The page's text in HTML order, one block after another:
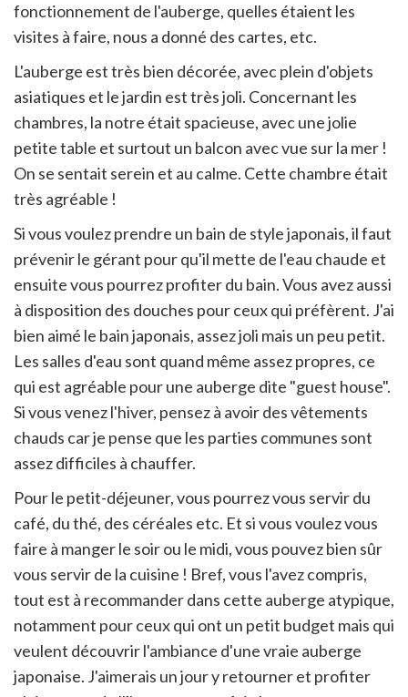
fonctionnement de l'auberge, quelles étaient les
visites à faire, nous a donné des cartes, etc.
L'auberge est très bien décorée, avec plein d'objets
asiatiques et le jardin est très joli. Concernant les
chambres, la notre était spacieuse, avec une jolie
petite table et surtout un balcon avec vue sur la mer !
On se sentait serein et au calme. Cette chambre était
très agréable !
Si vous voulez prendre un bain de style japonais, il faut
prévenir le gérant pour qu'il mette de l'eau chaude et
ensuite vous pourrez profiter du bain. Vous avez aussi
à disposition des douches pour ceux qui préfèrent. J'ai
bien aimé le bain japonais, assez joli mais un peu petit.
Les salles d'eau sont quand même assez propres, ce
qui est agréable pour une auberge dite "guest house".
Si vous venez l'hiver, pensez à avoir des vêtements
chauds car je pense que les parties communes sont
assez difficiles à chauffer.
Pour le petit-déjeuner, vous pourrez vous servir du
café, du thé, des céréales etc. Et si vous voulez vous
faire à manger le soir ou le midi, vous pouvez bien sûr
vous servir de la cuisine ! Bref, vous l'avez compris,
tout est à recommander dans cette auberge atypique,
notamment pour ceux qui ont un petit budget mais qui
veulent découvrir l'ambiance d'une vraie auberge
japonaise. J'aimerais un jour y retourner et profiter